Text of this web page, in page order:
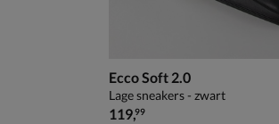
Ecco Soft 2.0
Lage sneakers - zwart
€ 119,99
119,99